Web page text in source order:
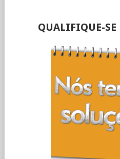
QUALIFIQUE-SE